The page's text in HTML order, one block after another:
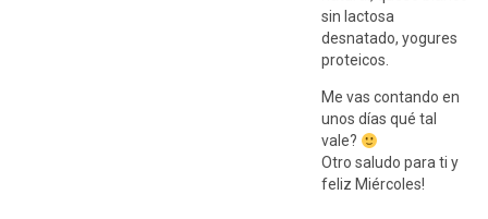
sin lactosa
desnatado, yogures
proteicos.
Me vas contando en
unos días qué tal
vale?
Otro saludo para ti y
feliz Miércoles!